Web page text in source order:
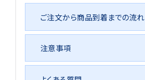
ご注文から商品到着までの流れ
注意事項